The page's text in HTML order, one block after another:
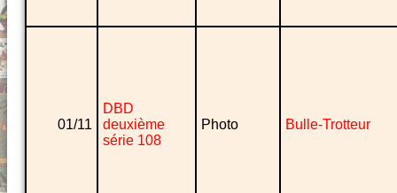
01/11
DBD
deuxième
série 108
Photo Bulle-Trotteur